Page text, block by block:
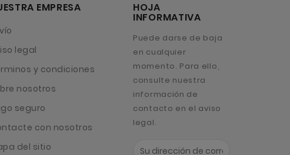
EMPRESA
legal
y condiciones
nosotros
seguro
con nosotros
del sitio
HOJA
INFORMATIVA
Puede darse de baja
en cualquier
momento. Para ello,
consulte nuestra
información de
contacto en el aviso
legal.